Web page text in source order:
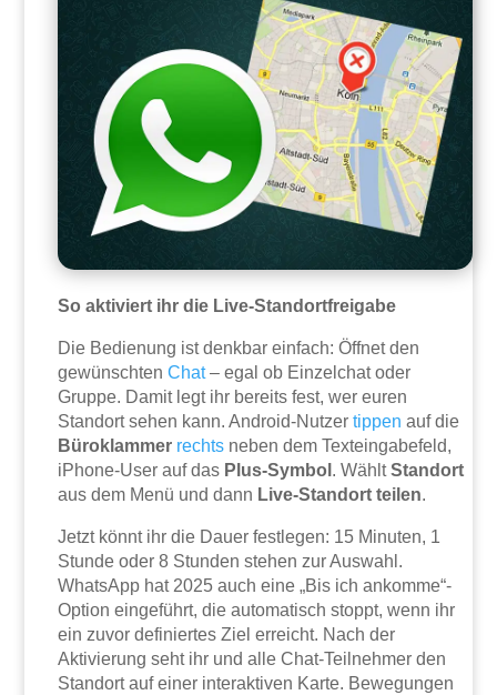
So aktiviert ihr die Live-Standortfreigabe
Die Bedienung ist denkbar einfach: Öffnet den
gewünschtenChat– egal ob Einzelchat oder
Gruppe. Damit legt ihr bereits fest, wer euren
Standort sehen kann. Android-Nutzertippen auf die
Büroklammer rechts neben dem Texteingabefeld,
iPhone-User auf das Plus-Symbol . WähltStandort
aus dem Menü und dann Live-Standort teilen.
Jetzt könnt ihr die Dauer festlegen: 15 Minuten, 1
Stunde oder 8 Stunden stehen zur Auswahl.
WhatsApp hat 2025 auch eine „Bis ich ankomme“-
Option eingeführt, die automatisch stoppt, wenn ihr
ein zuvor definiertes Ziel erreicht. Nach der
Aktivierung seht ihr und alle Chat-Teilnehmer den
Standort auf einer interaktiven Karte. Bewegungen